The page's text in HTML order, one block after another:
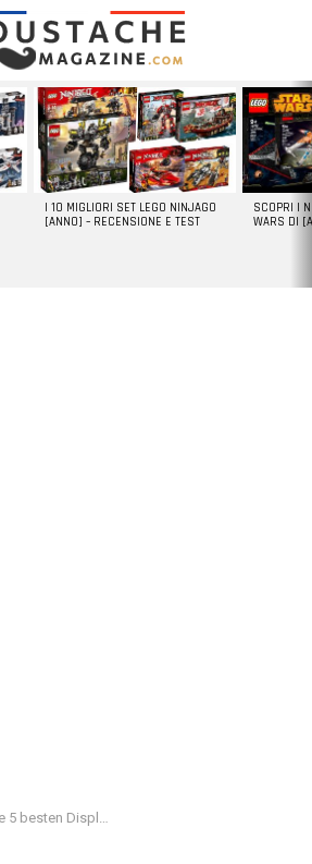
I 10 MIGLIORI SET LEGO NINJAGO
[ANNO] – RECENSIONE E TEST
SCOPRI I
WARS DI
Displayschutzfolien zum Schutz Ihres iPhone-Bildschirms vor Kratzern